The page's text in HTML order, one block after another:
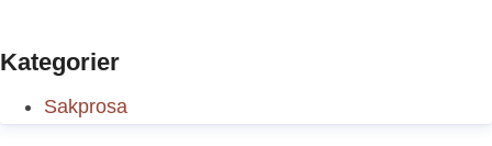
Kategorier
Sakprosa